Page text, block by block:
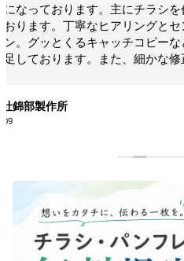
お願いして本当に良かった
は思いつかないような構成
フレットを作ってください
一言につきます！！今後も
永井史夫